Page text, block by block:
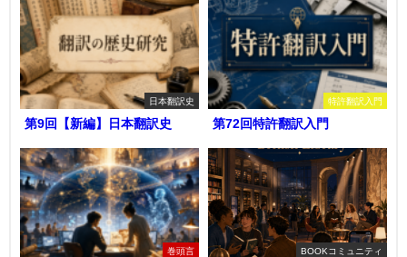
日本翻訳史
第9回【新編】日本翻訳史
特許翻訳入門
第72回特許翻訳入門
巻頭言 BOOKコミュニティ